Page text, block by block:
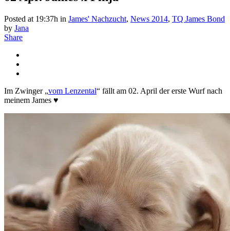
Posted at 19:37h in James' Nachzucht, News 2014, TQ James Bond
by Jana
Share
Im Zwinger „vom Lenzental“ fällt am 02. April der erste Wurf nach
meinem James ♥